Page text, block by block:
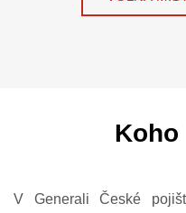
Koho
V Generali České